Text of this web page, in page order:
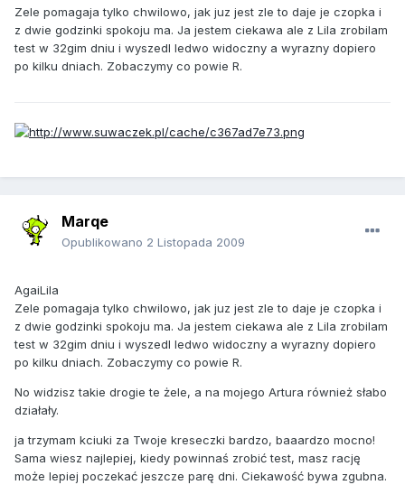
Zele pomagaja tylko chwilowo, jak juz jest zle to daje je czopka i
z dwie godzinki spokoju ma. Ja jestem ciekawa ale z Lila zrobilam
test w 32gim dniu i wyszedl ledwo widoczny a wyrazny dopiero
po kilku dniach. Zobaczymy co powie R.
Marqe
Opublikowano 2 Listopada 2009
AgaiLila
Zele pomagaja tylko chwilowo, jak juz jest zle to daje je czopka i
z dwie godzinki spokoju ma. Ja jestem ciekawa ale z Lila zrobilam
test w 32gim dniu i wyszedl ledwo widoczny a wyrazny dopiero
po kilku dniach. Zobaczymy co powie R.
No widzisz takie drogie te żele, a na mojego Artura również słabo
działały.
ja trzymam kciuki za Twoje kreseczki bardzo, baaardzo mocno!
Sama wiesz najlepiej, kiedy powinnaś zrobić test, masz rację
może lepiej poczekać jeszcze parę dni. Ciekawość bywa zgubna.